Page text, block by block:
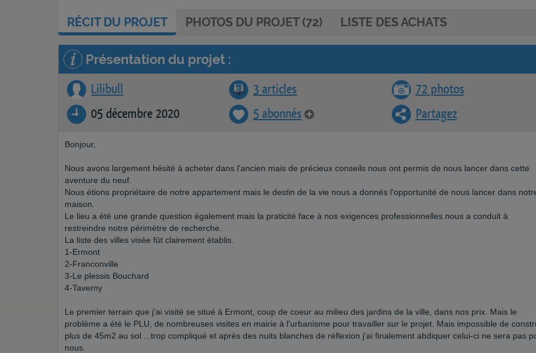
RÉCITDU PROJET PHOTOS DU PROJET (72) LISTE DES ACHATS
Présentation du projet :
Lilibull 3 articles
72 photos
05 décembre 2020
5 abonnés Partagez
Bonjour,
Nous avons largement hésité à acheter dans l'ancien mais de précieux conseils nous ont permis de nous lancer dans cette
aventure du neuf.
Nous étions propriétaire de notre appartement mais le destin de la vie nous a donnés l'opportunité de nous lancer dans
maison.
Le lieu a été une grande question également mais la praticité face à nos exigences professionnelles nous a conduit à
restreindre notre périmètre de recherche.
La liste des villes visée fût clairement établis.
1-Ermont
2-Franconville
3-Le plessis Bouchard
4-Taverny
Le premier terrain que j'ai visité se situé à Ermont, coup de coeur au milieu des jardins de la ville, dans nos prix. Mais le
problème a été le PLU, de nombreuses visites en mairie à l'urbanisme pour travailler sur le projet. Mais impossible de
plus de 45m2 au sol ...trop compliqué et après des nuits blanches de réflexion j'ai finalement abdiquer celui-ci ne sera pas
nous.